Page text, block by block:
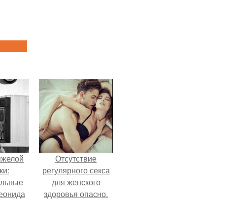
Отсутствие
регулярного секса
для женского
здоровья опасно.